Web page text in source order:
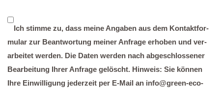
Ich stim­me zu, dass mei­ne Anga­ben aus dem Kon­takt­for­
mu­lar zur Beant­wor­tung mei­ner Anfra­ge erho­ben und ver­
ar­bei­tet wer­den. Die Daten wer­den nach abge­schlos­se­ner
Bear­bei­tung Ihrer Anfra­ge gelöscht. Hin­weis: Sie kön­nen
Ihre Ein­wil­li­gung jeder­zeit per E‑Mail an info@green-eco-